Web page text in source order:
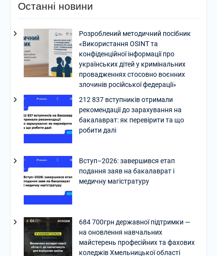
Останні новини
Розроблений методичний посібник
«Використання OSINT та
конфіденційної інформації про
українських дітей у кримінальних
провадженнях стосовно воєнних
злочинів російської федерації»
212 837 вступників отримали
рекомендації до зарахування на
бакалаврат: як перевірити та що
робити далі
Вступ–2026: завершився етап
подання заяв на бакалаврат і
медичну магістратуру
684 700грн державної підтримки —
на оновлення навчальних
майстерень професійних та фахових
коледжів Хмельницької області